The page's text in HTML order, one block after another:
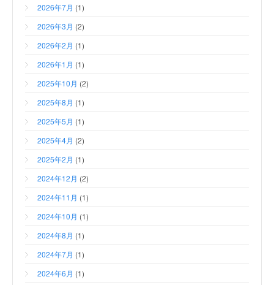
2026年7月 (1)
2026年3月 (2)
2026年2月 (1)
2026年1月 (1)
2025年10月 (2)
2025年8月 (1)
2025年5月 (1)
2025年4月 (2)
2025年2月 (1)
2024年12月 (2)
2024年11月 (1)
2024年10月 (1)
2024年8月 (1)
2024年7月 (1)
2024年6月 (1)